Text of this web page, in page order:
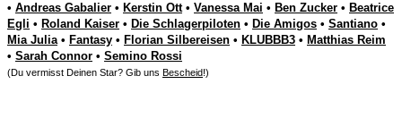
• Andreas Gabalier • Kerstin Ott• Vanessa Mai • Ben Zucker • Beatrice
Egli • Roland Kaiser • Die Schlagerpiloten • Die Amigos • Santiano •
Mia Julia• Fantasy • Florian Silbereisen • KLUBBB3 • Matthias Reim
• Sarah Connor • Semino Rossi
(Du vermisst Deinen Star? Gib uns Bescheid!)